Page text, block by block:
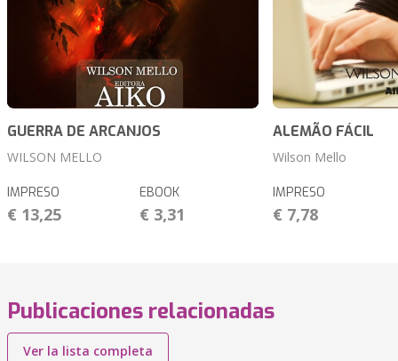
GUERRA DE ARCANJOS
WILSON MELLO
IMPRESO
€ 13,25
EBOOK
€ 3,31
ALEMÃO FÁCIL
Wilson Mello
IMPRESO
€ 7,78
Publicaciones relacionadas
Ver la lista completa